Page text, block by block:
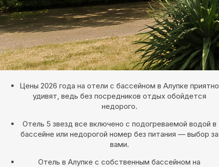
Цены 2026 года на отели с бассейном в Алупке приятно
удивят, ведь без посредников отдых обойдется
недорого.
Отель 5 звезд все включено с подогреваемой водой в
бассейне или недорогой номер без питания — выбор за
вами.
Отель в Алупке с собственным бассейном на